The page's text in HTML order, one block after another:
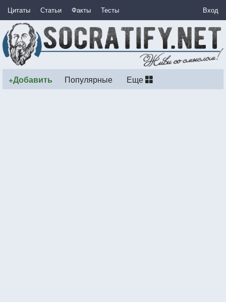
Цитаты Статьи Факты Тесты Вход
+Добавить Популярные Еще